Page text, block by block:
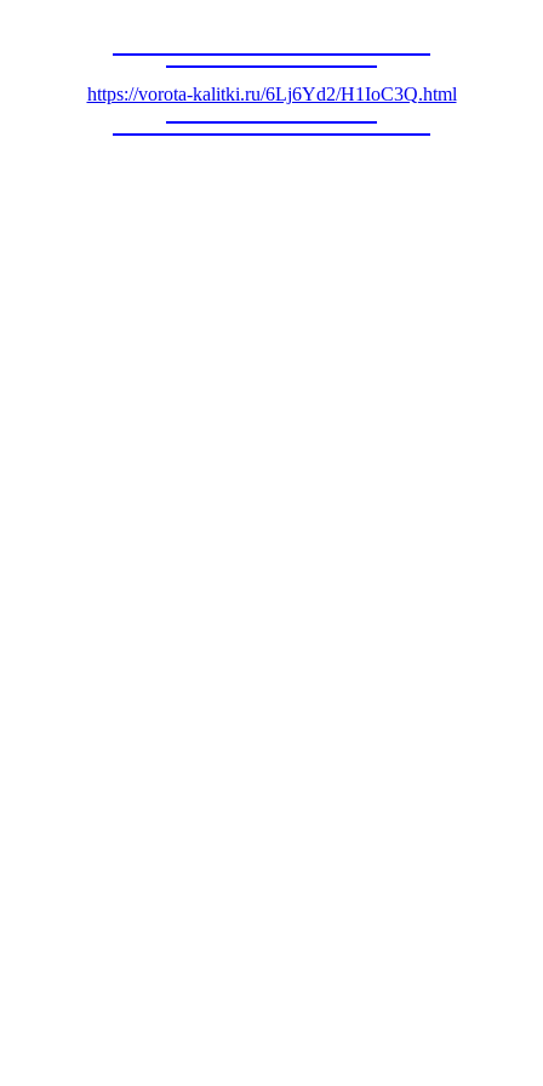
https://vorota-kalitki.ru/6Lj6Yd2/H1IoC3Q.html